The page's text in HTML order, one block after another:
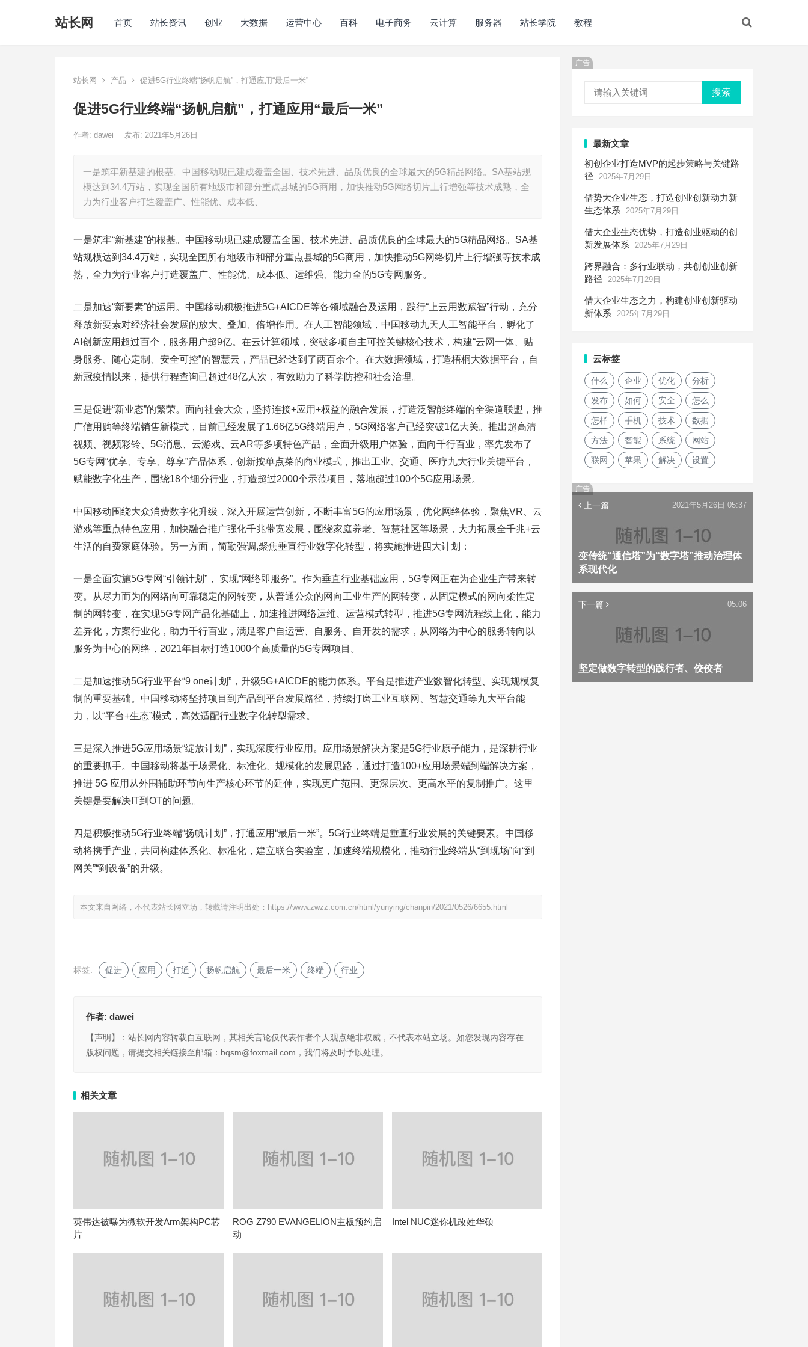
站长网 首页 站长资讯 创业 大数据 运营中心 百科 电子商务 云计算 服务器 站长学院 教程
站长网 产品 促进5G行业终端“扬帆启航”，打通应用“最后一米”
促进5G行业终端“扬帆启航”，打通应用“最后一米”
作者: dawei 发布: 2021年5月26日
一是筑牢新基建的根基。中国移动现已建成覆盖全国、技术先进、品质优良的全球最大的5G精品网络。SA基站规
模达到34.4万站，实现全国所有地级市和部分重点县城的5G商用，加快推动5G网络切片上行增强等技术成熟，全
力为行业客户打造覆盖广、性能优、成本低、
一是筑牢“新基建”的根基。中国移动现已建成覆盖全国、技术先进、品质优良的全球最大的5G精品网络。SA基
站规模达到34.4万站，实现全国所有地级市和部分重点县城的5G商用，加快推动5G网络切片上行增强等技术成
熟，全力为行业客户打造覆盖广、性能优、成本低、运维强、能力全的5G专网服务。
二是加速“新要素”的运用。中国移动积极推进5G+AICDE等各领域融合及运用，践行“上云用数赋智”行动，充分
释放新要素对经济社会发展的放大、叠加、倍增作用。在人工智能领域，中国移动九天人工智能平台，孵化了
AI创新应用超过百个，服务用户超9亿。在云计算领域，突破多项自主可控关键核心技术，构建“云网一体、贴
身服务、随心定制、安全可控”的智慧云，产品已经达到了两百余个。在大数据领域，打造梧桐大数据平台，自
新冠疫情以来，提供行程查询已超过48亿人次，有效助力了科学防控和社会治理。
三是促进“新业态”的繁荣。面向社会大众，坚持连接+应用+权益的融合发展，打造泛智能终端的全渠道联盟，推
广信用购等终端销售新模式，目前已经发展了1.66亿5G终端用户，5G网络客户已经突破1亿大关。推出超高清
视频、视频彩铃、5G消息、云游戏、云AR等多项特色产品，全面升级用户体验，面向千行百业，率先发布了
5G专网“优享、专享、尊享”产品体系，创新按单点菜的商业模式，推出工业、交通、医疗九大行业关键平台，
赋能数字化生产，围绕18个细分行业，打造超过2000个示范项目，落地超过100个5G应用场景。
中国移动围绕大众消费数字化升级，深入开展运营创新，不断丰富5G的应用场景，优化网络体验，聚焦VR、云
游戏等重点特色应用，加快融合推广强化千兆带宽发展，围绕家庭养老、智慧社区等场景，大力拓展全千兆+云
生活的自费家庭体验。另一方面，简勤强调,聚焦垂直行业数字化转型，将实施推进四大计划：
一是全面实施5G专网“引领计划”， 实现“网络即服务”。作为垂直行业基础应用，5G专网正在为企业生产带来转
变。从尽力而为的网络向可靠稳定的网转变，从普通公众的网向工业生产的网转变，从固定模式的网向柔性定
制的网转变，在实现5G专网产品化基础上，加速推进网络运维、运营模式转型，推进5G专网流程线上化，能力
差异化，方案行业化，助力千行百业，满足客户自运营、自服务、自开发的需求，从网络为中心的服务转向以
服务为中心的网络，2021年目标打造1000个高质量的5G专网项目。
二是加速推动5G行业平台“9 one计划”，升级5G+AICDE的能力体系。平台是推进产业数智化转型、实现规模复
制的重要基础。中国移动将坚持项目到产品到平台发展路径，持续打磨工业互联网、智慧交通等九大平台能
力，以“平台+生态”模式，高效适配行业数字化转型需求。
三是深入推进5G应用场景“绽放计划”，实现深度行业应用。应用场景解决方案是5G行业原子能力，是深耕行业
的重要抓手。中国移动将基于场景化、标准化、规模化的发展思路，通过打造100+应用场景端到端解决方案，
推进 5G 应用从外围辅助环节向生产核心环节的延伸，实现更广范围、更深层次、更高水平的复制推广。这里
关键是要解决IT到OT的问题。
四是积极推动5G行业终端“扬帆计划”，打通应用“最后一米”。5G行业终端是垂直行业发展的关键要素。中国移
动将携手产业，共同构建体系化、标准化，建立联合实验室，加速终端规模化，推动行业终端从“到现场”向“到
网关”“到设备”的升级。
本文来自网络，不代表站长网立场，转载请注明出处： https://www.zwzz.com.cn/html/yunying/chanpin/2021/0526/6655.html
标签: 促进 应用 打通 扬帆启航 最后一米 终端 行业
作者: dawei
【声明】：站长网内容转载自互联网，其相关言论仅代表作者个人观点绝非权威，不代表本站立场。如您发现内容存在
版权问题，请提交相关链接至邮箱：bqsm@foxmail.com，我们将及时予以处理。
相关文章
英伟达被曝为微软开发Arm架构PC芯
片
ROG Z790 EVANGELION主板预约启
动
Intel NUC迷你机改姓华硕
广告
搜索
最新文章
初创企业打造MVP的起步策略与关键路
径
2025年7月29日
借势大企业生态，打造创业创新动力新
生态体系
2025年7月29日
借大企业生态优势，打造创业驱动的创
新发展体系
2025年7月29日
跨界融合：多行业联动，共创创业创新
路径
2025年7月29日
借大企业生态之力，构建创业创新驱动
新体系
2025年7月29日
云标签
什么 企业 优化 分析
发布 如何 安全 怎么
怎样 手机 技术 数据
方法 智能 系统 网站
联网 苹果 解决 设置
广告
上一篇
变传统“通信塔”为“数字塔”推动治理体
系现代化
2021年5月26日 05:37
下一篇
坚定做数字转型的践行者、佼佼者
05:06